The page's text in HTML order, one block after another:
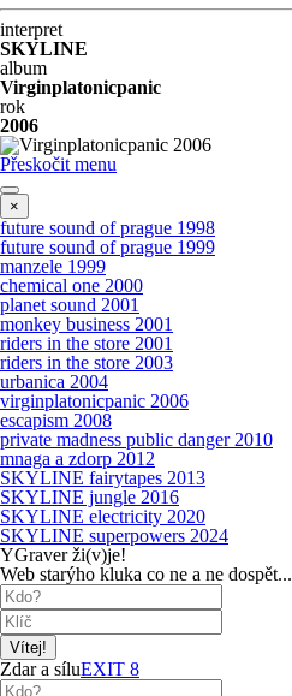
interpret
SKYLINE
album
Virginplatonicpanic
rok
2006
Přeskočit menu
×
future sound of prague 1998
future sound of prague 1999
manzele 1999
chemical one 2000
planet sound 2001
monkey business 2001
riders in the store 2001
riders in the store 2003
urbanica 2004
virginplatonicpanic 2006
escapism 2008
private madness public danger 2010
mnaga a zdorp 2012
SKYLINE fairytapes 2013
SKYLINE jungle 2016
SKYLINE electricity 2020
SKYLINE superpowers 2024
YGraver ži(v)je!
Web starýho kluka co ne a ne dospět...
Zdar a síluEXIT 8